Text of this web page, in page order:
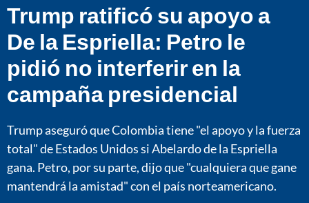
Trump ratificó su apoyo a
De la Espriella: Petro le
pidió no interferir en la
campaña presidencial
Trump aseguró que Colombia tiene "el apoyo y la fuerza
total" de Estados Unidos si Abelardo de la Espriella
gana. Petro, por su parte, dijo que "cualquiera que gane
mantendrá la amistad" con el país norteamericano.